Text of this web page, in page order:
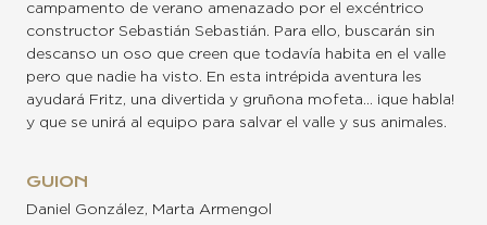
campamento de verano amenazado por el excéntrico
constructor Sebastián Sebastián. Para ello, buscarán sin
descanso un oso que creen que todavía habita en el valle
pero que nadie ha visto. En esta intrépida aventura les
ayudará Fritz, una divertida y gruñona mofeta… ¡que habla!
y que se unirá al equipo para salvar el valle y sus animales.
GUION
Daniel González, Marta Armengol